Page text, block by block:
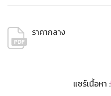
ราคากลาง
แชร์เนื้อหา :